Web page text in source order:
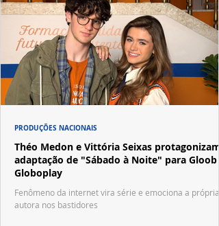
Théo Medon e Vittória Seixas protagonizam
adaptação de "Sábado à Noite" para Gloob e
Globoplay
Fenômeno da internet vira série e emociona a própria
autora nos bastidores
PRODUÇÕES NACIONAIS